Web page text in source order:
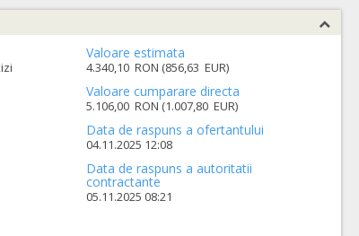
Valoare estimata
4.340,10 RON (856,63 EUR)
Valoare cumparare directa
5.106,00 RON (1.007,80 EUR)
Data de raspuns a ofertantului
04.11.2025 12:08
Data de raspuns a autoritatii
contractante
05.11.2025 08:21